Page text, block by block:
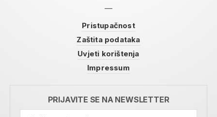
Pristupačnost
Zaštita podataka
Uvjeti korištenja
Impressum
PRIJAVITE SE NA NEWSLETTER